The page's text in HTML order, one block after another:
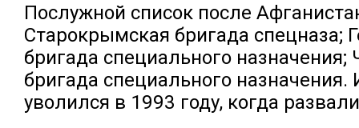
Послужной список после
Старокрымская бригада спецназа;
бригада специального назначения;
бригада специального назначения.
уволился в 1993 году, когда